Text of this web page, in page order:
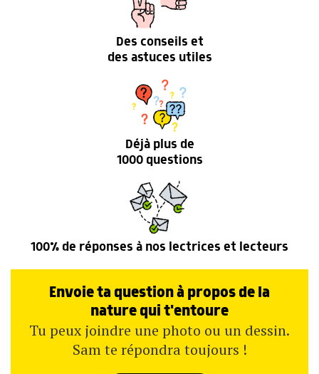
Des conseils et
des astuces utiles
Déjà plus de
1000 questions
100% de réponses à nos lectrices et lecteurs
Envoie ta question à propos de la
nature qui t'entoure
Tu peux joindre une photo ou un dessin.
Sam te répondra toujours !